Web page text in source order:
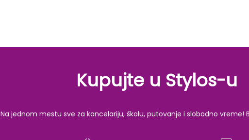
Kupujte u Stylos-u
Na jednom mestu sve za kancelariju, školu, putovanje i slobodno vreme!